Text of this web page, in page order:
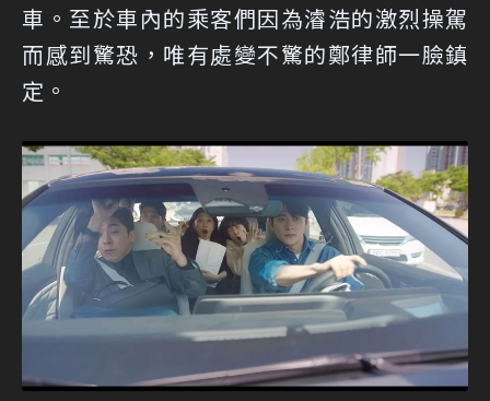
車。至於車內的乘客們因為濬浩的激烈操駕
而感到驚恐，唯有處變不驚的鄭律師一臉鎮
定。